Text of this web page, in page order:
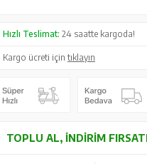
Hızlı Teslimat: 24 saatte kargoda!
Kargo ücreti içintıklayın
TOPLU AL, İNDIRIM